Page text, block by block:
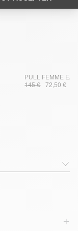
PULL FEMME
145 €
72,50 €